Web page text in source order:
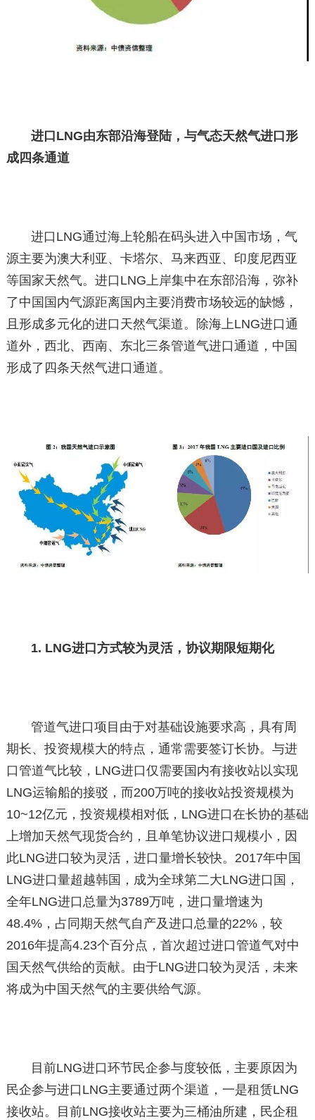
进口LNG由东部沿海登陆，与气态天然气进口形
成四条通道
进口LNG通过海上轮船在码头进入中国市场，气
源主要为澳大利亚、卡塔尔、马来西亚、印度尼西亚
等国家天然气。进口LNG上岸集中在东部沿海，弥补
了中国国内气源距离国内主要消费市场较远的缺憾，
且形成多元化的进口天然气渠道。除海上LNG进口通
道外，西北、西南、东北三条管道气进口通道，中国
形成了四条天然气进口通道。
1. LNG进口方式较为灵活，协议期限短期化
管道气进口项目由于对基础设施要求高，具有周
期长、投资规模大的特点，通常需要签订长协。与进
口管道气比较，LNG进口仅需要国内有接收站以实现
LNG运输船的接驳，而200万吨的接收站投资规模为
10~12亿元，投资规模相对低，LNG进口在长协的基础
上增加天然气现货合约，且单笔协议进口规模小，因
此LNG进口较为灵活，进口量增长较快。2017年中国
LNG进口量超越韩国，成为全球第二大LNG进口国，
全年LNG进口总量为3789万吨，进口量增速为
48.4%，占同期天然气自产及进口总量的22%，较
2016年提高4.23个百分点，首次超过进口管道气对中
国天然气供给的贡献。由于LNG进口较为灵活，未来
将成为中国天然气的主要供给气源。
目前LNG进口环节民企参与度较低，主要原因为
民企参与进口LNG主要通过两个渠道，一是租赁LNG
接收站。目前LNG接收站主要为三桶油所建，民企租